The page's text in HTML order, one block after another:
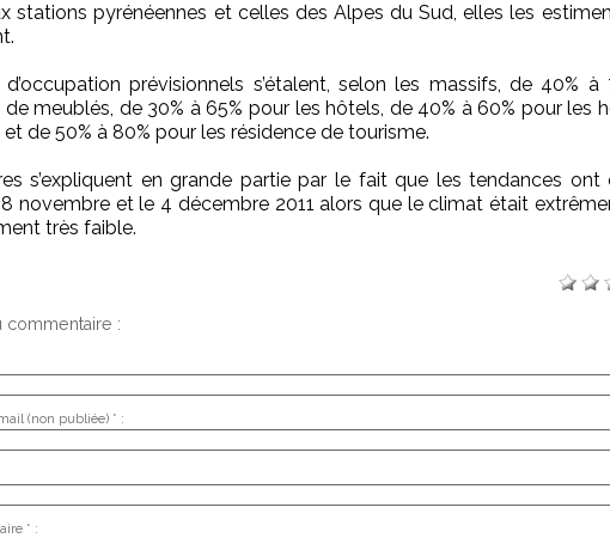
stations pyrénéennes et celles des Alpes du Sud, elles les
prévisionnels s’étalent, selon les massifs, de 40% à
meublés, de 30% à 65% pour les hôtels, de 40% à 60% pour les
de 50% à 80% pour les résidence de tourisme.
s’expliquent en grande partie par le fait que les tendances ont
novembre et le 4 décembre 2011 alors que le climat était
très faible.
commentaire :
(non publiée) * :
* :